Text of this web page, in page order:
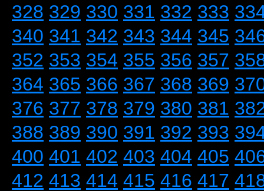
328 329 330 331 332 333
340 341 342 343 344 345
352 353 354 355 356 357
364 365 366 367 368 369
376 377 378 379 380 381
388 389 390 391 392 393
400 401 402 403 404 405
412 413 414 415 416 417